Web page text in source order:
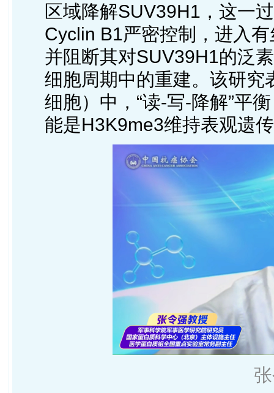
区域降解SUV39H1，这一
Cyclin B1严密控制，进入
并阻断其对SUV39H1的泛
细胞周期中的重建。该研究
细胞）中，“读-写-降解”平
能是H3K9me3维持表观遗